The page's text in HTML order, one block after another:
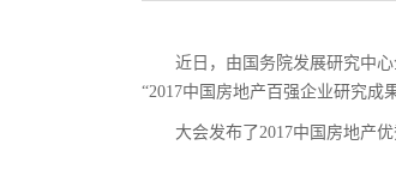
近日，由国务院发展研究中心
“2017中国房地产百强企业研究成
大会发布了2017中国房地产优